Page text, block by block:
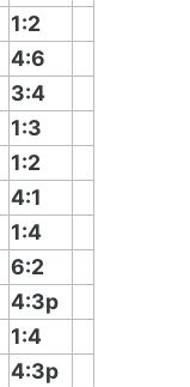
1:2
4:6
3:4
1:3
1:2
4:1
1:4
6:2
4:3p
1:4
4:3p